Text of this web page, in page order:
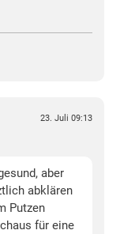
23. Juli 09:13
aber
abklären
Putzen
für eine